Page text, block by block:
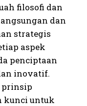
filosofi dan
dan
strategis
aspek
penciptaan
inovatif.
prinsip
kunci untuk